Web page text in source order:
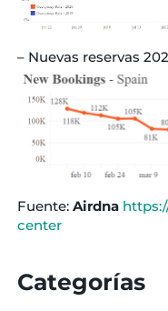
– Nuevas reservas
Fuente: Airdna
center
Categorías